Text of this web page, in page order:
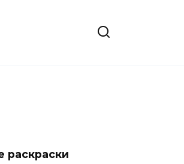
раскраски